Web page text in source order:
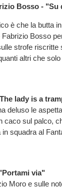
Bosso - "Su
è che la butta
Bosso
strofe
altri che
lady is a
deluso le
caco sul palco,
in squadra al
via"
Moro e sulle